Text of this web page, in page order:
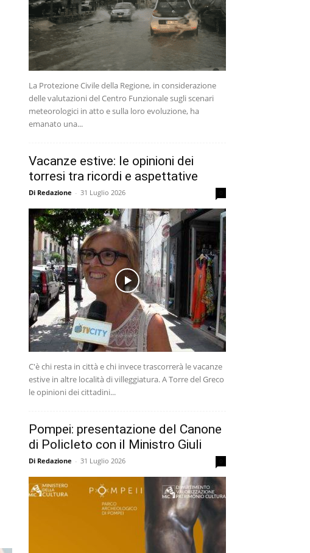
La Protezione Civile della Regione, in considerazione
delle valutazioni del Centro Funzionale sugli scenari
meteorologici in atto e sulla loro evoluzione, ha
emanato una...
Vacanze estive: le opinioni dei
torresi tra ricordi e aspettative
Di Redazione - 31 Luglio 2026
C'è chi resta in città e chi invece trascorrerà le vacanze
estive in altre località di villeggiatura. A Torre del Greco
le opinioni dei cittadini...
Pompei: presentazione del Canone
di Policleto con il Ministro Giuli
Di Redazione - 31 Luglio 2026